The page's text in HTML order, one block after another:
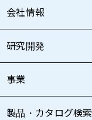
会社情報
研究開発
事業
製品・カタログ検索